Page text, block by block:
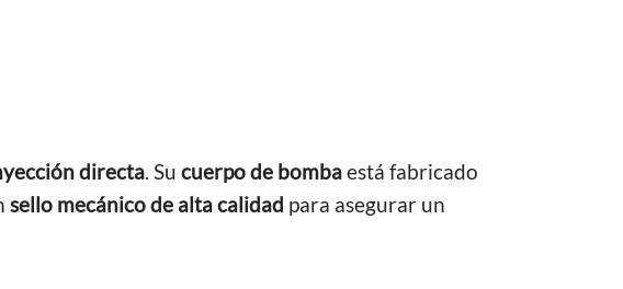
directa. Su cuerpo de bombaestá fabricado
sello mecánico de alta calidad para asegurar un